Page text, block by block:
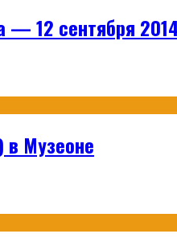
— 12 сентября
в Музеоне